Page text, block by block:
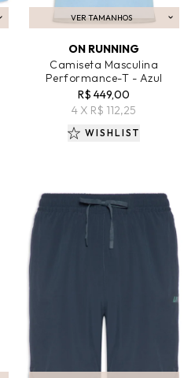
VER TAMANHOS
ADICIONAR AO CARRINHO
ON RUNNING
Camiseta Masculina
Performance-T - Azul
R$ 449,00
4 X R$ 112,25
WISHLIST